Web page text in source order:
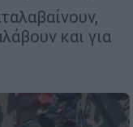
και για